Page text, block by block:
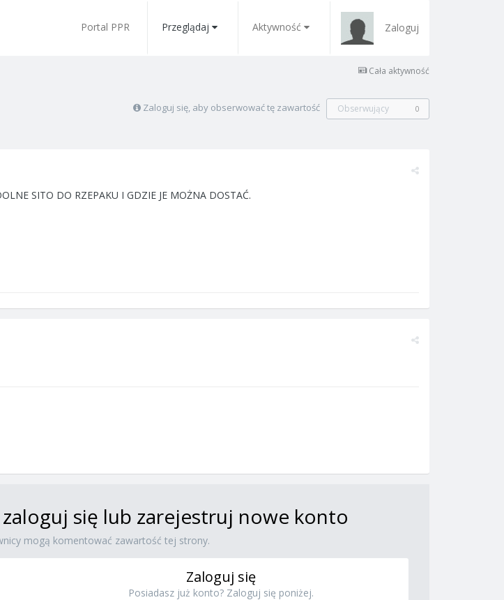
Portal PPR Przeglądaj Aktywność Zaloguj
Cała aktywność
Zaloguj się, aby obserwować tę zawartość Obserwujący 0
SITO DO RZEPAKU I GDZIE JE MOŻNA DOSTAĆ.
się lub zarejestruj nowe konto
mogą komentować zawartość tej strony.
Zaloguj się
Posiadasz już konto? Zaloguj się poniżej.